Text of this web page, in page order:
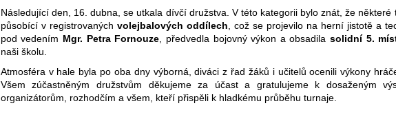
Následující den, 16. dubna, se utkala dívčí družstva. V této kategorii bylo znát, že
působící v registrovaných volejbalových oddílech , což se projevilo na herní jistotě a
pod vedením Mgr. Petra Fornouze , předvedla bojovný výkon a obsadilasolidní 5.
naši školu.
Atmosféra v hale byla po oba dny výborná, diváci z řad žáků i učitelů ocenili výkony
Všem zúčastněným družstvům děkujeme za účast a gratulujeme k dosaženým
organizátorům, rozhodčím a všem, kteří přispěli k hladkému průběhu turnaje.